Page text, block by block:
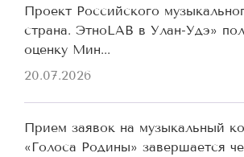
Проект Российского
страна. ЭтноLAB в Улан-Удэ»
оценку Мин...
20.07.2026
Прием заявок на музыкальный
«Голоса Родины» завершается